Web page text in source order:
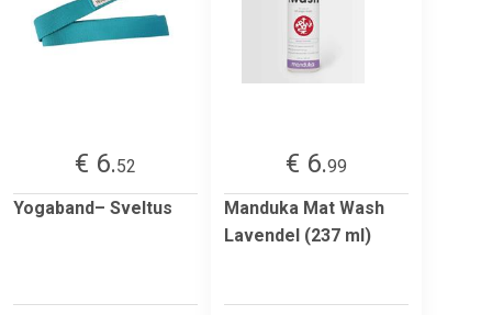
€ 6.52
Yogaband– Sveltus
€ 6.99
Manduka Mat Wash
Lavendel (237 ml)